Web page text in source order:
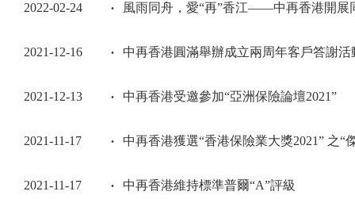
2022-02-24 風雨同舟，愛“再”香江——中再香港開展
2021-12-16 中再香港圓滿舉辦成立兩周年客戶答謝活
2021-12-13 中再香港受邀參加“亞洲保險論壇2021”
2021-11-17 中再香港獲選“香港保險業大獎2021” 之“
2021-11-17 中再香港維持標準普爾“A”評級